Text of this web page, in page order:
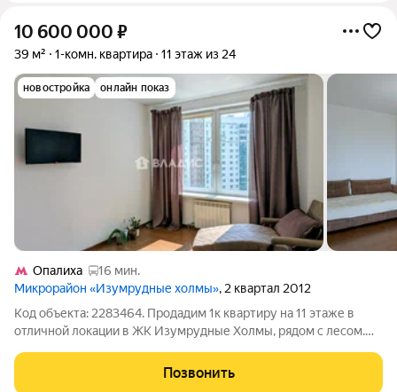
10 600 000 ₽
39 м² 1-комн. квартира 11 этаж из 24
новостройка онлайн показ
Опалиха
16 мин.
Микрорайон «Изумрудные холмы», 2 квартал 2012
Код объекта: 2283464. Продадим 1к квартиру на 11 этаже в
отличной локации в ЖК Изумрудные Холмы, рядом с лесом.
возможностью зонирования - кухня 9,9 кв.м. с выходом на
просторную лоджию
Позвонить